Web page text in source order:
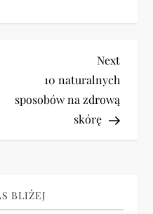
Next
Post
Next
10 naturalnych
sposobów na zdrową
skórę
BLIŻEJ